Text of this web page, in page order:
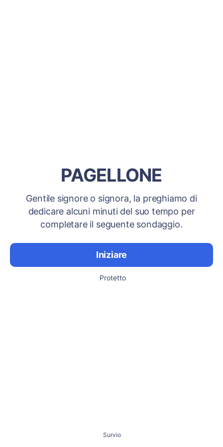
PAGELLONE
Gentile signore o signora, la preghiamo di
dedicare alcuni minuti del suo tempo per
completare il seguente sondaggio.
Iniziare
Protetto
Survio